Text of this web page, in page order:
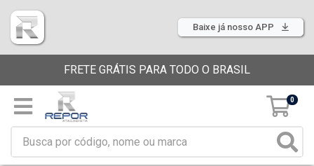
Baixe já nosso APP
FRETE GRÁTIS PARA TODO O BRASIL
0